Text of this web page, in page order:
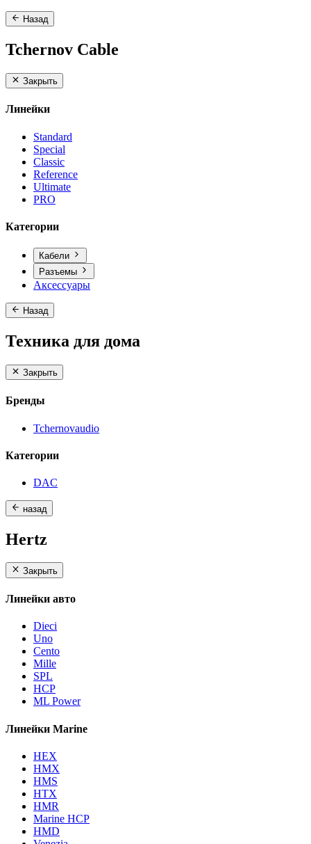
Назад
Tchernov Cable
Закрыть
Линейки
Standard
Special
Classic
Reference
Ultimate
PRO
Категории
Кабели
Разъемы
Аксессуары
Назад
Техника для дома
Закрыть
Бренды
Tchernovaudio
Категории
DAC
назад
Hertz
Закрыть
Линейки авто
Dieci
Uno
Cento
Mille
SPL
HCP
ML Power
Линейки Marine
HEX
HMX
HMS
HTX
HMR
Marine HCP
HMD